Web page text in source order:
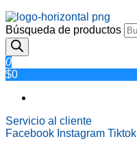
Búsqueda de productos
0
$0
Servicio al cliente
Facebook Instagram Tiktok